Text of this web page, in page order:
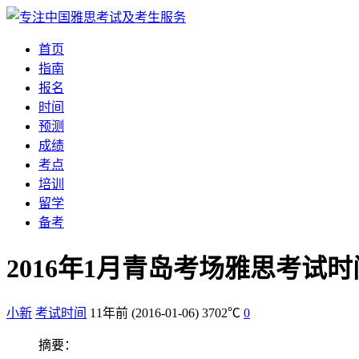
首页
指南
报名
时间
预测
成绩
考点
培训
留学
备考
2016年1月青岛考场雅思考试
小新 考试时间 11年前 (2016-01-06) 3702℃ 0
摘要：